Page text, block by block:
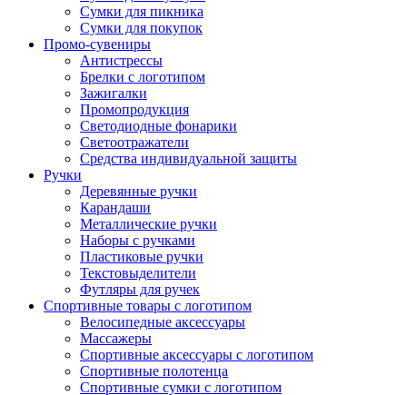
Сумки для пикника
Сумки для покупок
Промо-сувениры
Антистрессы
Брелки с логотипом
Зажигалки
Промопродукция
Светодиодные фонарики
Светоотражатели
Средства индивидуальной защиты
Ручки
Деревянные ручки
Карандаши
Металлические ручки
Наборы с ручками
Пластиковые ручки
Текстовыделители
Футляры для ручек
Спортивные товары с логотипом
Велосипедные аксессуары
Массажеры
Спортивные аксессуары с логотипом
Спортивные полотенца
Спортивные сумки с логотипом